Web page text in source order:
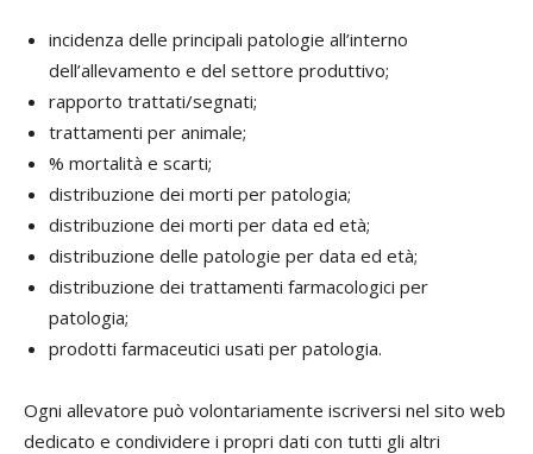
incidenza delle principali patologie all’interno
dell’allevamento e del settore produttivo;
rapporto trattati/segnati;
trattamenti per animale;
% mortalità e scarti;
distribuzione dei morti per patologia;
distribuzione dei morti per data ed età;
distribuzione delle patologie per data ed età;
distribuzione dei trattamenti farmacologici per
patologia;
prodotti farmaceutici usati per patologia.
Ogni allevatore può volontariamente iscriversi nel sito web
dedicato e condividere i propri dati con tutti gli altri